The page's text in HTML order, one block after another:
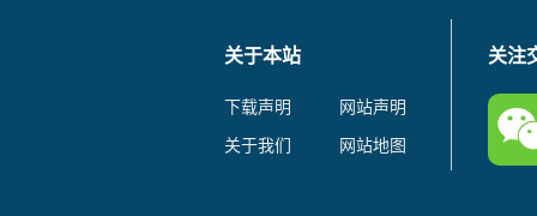
关于本站
下载声明
网站声明
关于我们
网站地图
关注